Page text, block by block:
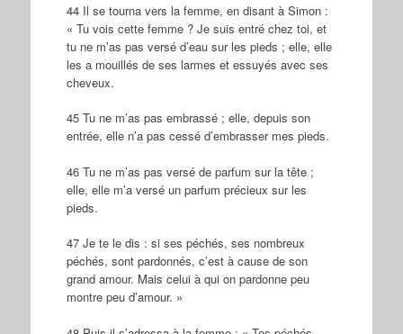
44 Il se tourna vers la femme, en disant à Simon :
« Tu vois cette femme ? Je suis entré chez toi, et
tu ne m’as pas versé d’eau sur les pieds ; elle, elle
les a mouillés de ses larmes et essuyés avec ses
cheveux.
45 Tu ne m’as pas embrassé ; elle, depuis son
entrée, elle n’a pas cessé d’embrasser mes pieds.
46 Tu ne m’as pas versé de parfum sur la tête ;
elle, elle m’a versé un parfum précieux sur les
pieds.
47 Je te le dis : si ses péchés, ses nombreux
péchés, sont pardonnés, c’est à cause de son
grand amour. Mais celui à qui on pardonne peu
montre peu d’amour. »